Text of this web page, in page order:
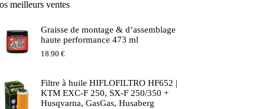
meilleurs ventes
Graisse de montage & d’assemblage
haute performance 473 ml
18.90 €
Filtre à huile HIFLOFILTRO HF652 |
KTM EXC-F 250, SX-F 250/350 +
Husqvarna, GasGas, Husaberg